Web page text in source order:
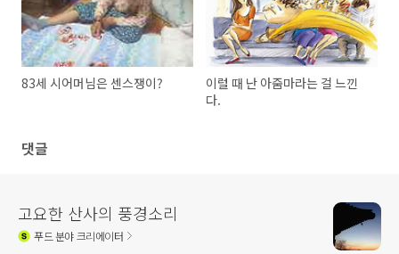
83세 시어머님은 센스쟁이?
이럴 때 난 아줌마라는 걸 느낀
다.
댓글
고요한 산사의 풍경소리
푸드분야 크리에이터